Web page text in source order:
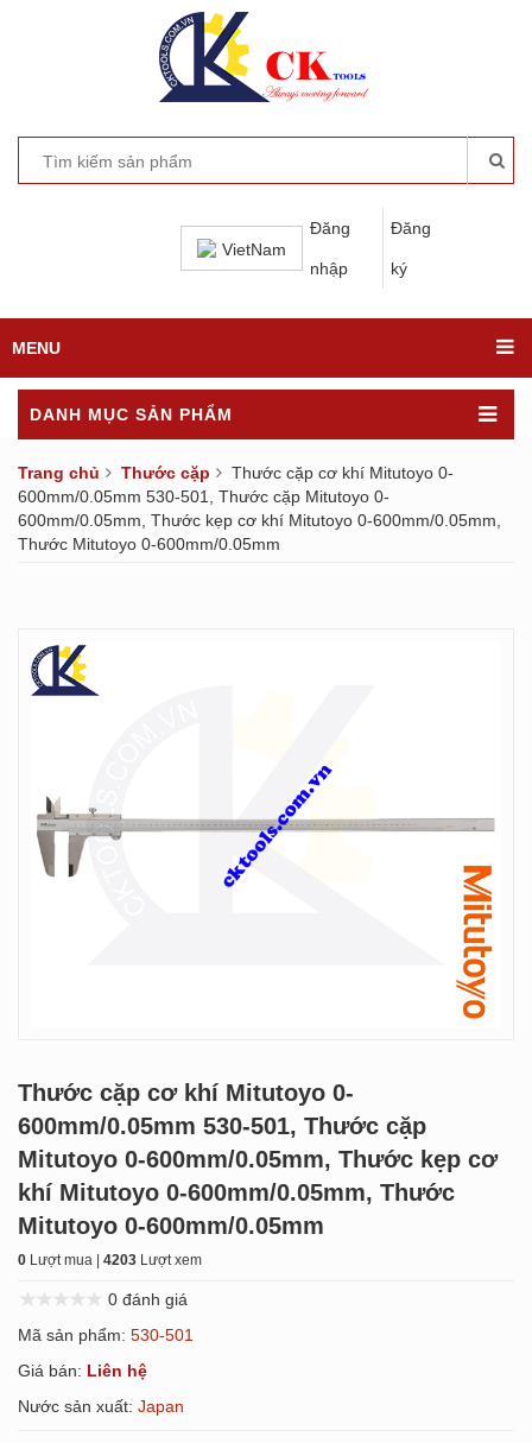
VietNam
Đăng
nhập
Đăng
ký
MENU
DANH MỤC SẢN PHẨM
Trang chủ Thước cặp
Thước cặp cơ khí Mitutoyo 0-
600mm/0.05mm 530-501, Thước cặp Mitutoyo 0-
600mm/0.05mm, Thước kẹp cơ khí Mitutoyo 0-600mm/0.05mm,
Thước Mitutoyo 0-600mm/0.05mm
Thước cặp cơ khí Mitutoyo 0-
600mm/0.05mm 530-501, Thước cặp
Mitutoyo 0-600mm/0.05mm, Thước kẹp cơ
khí Mitutoyo 0-600mm/0.05mm, Thước
Mitutoyo 0-600mm/0.05mm
0 Lượt mua | 4203 Lượt xem
0 đánh giá
Mã sản phẩm: 530-501
Giá bán: Liên hệ
Nước sản xuất: Japan